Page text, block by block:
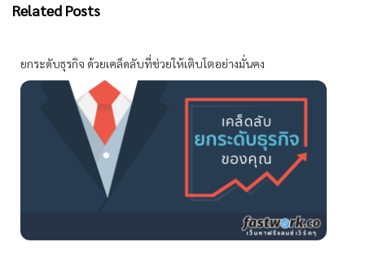
Related Posts
ยกระดับธุรกิจ ด้วยเคล็ดลับที่ช่วยให้เติบโตอย่างมั่นคง